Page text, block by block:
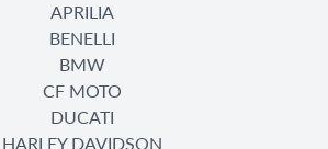
APRILIA
BENELLI
BMW
CF MOTO
DUCATI
HARLEY DAVIDSON